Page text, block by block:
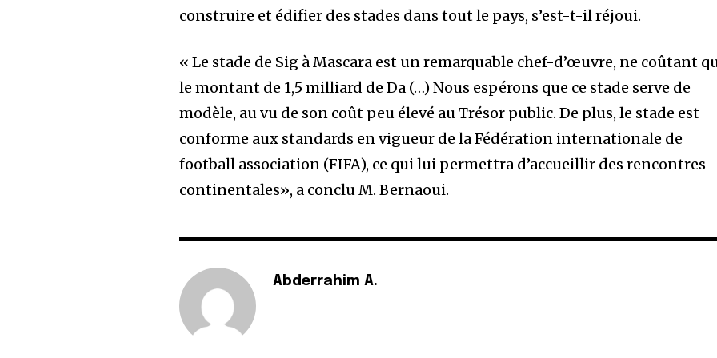
construire et édifier des stades dans tout le pays, s’est-t-il réjoui.
« Le stade de Sig à Mascara est un remarquable chef-d’œuvre, ne coûtant
le montant de 1,5 milliard de Da (…) Nous espérons que ce stade serve de
modèle, au vu de son coût peu élevé au Trésor public. De plus, le stade est
conforme aux standards en vigueur de la Fédération internationale de
football association (FIFA), ce qui lui permettra d’accueillir des rencontres
continentales», a conclu M. Bernaoui.
Abderrahim A.